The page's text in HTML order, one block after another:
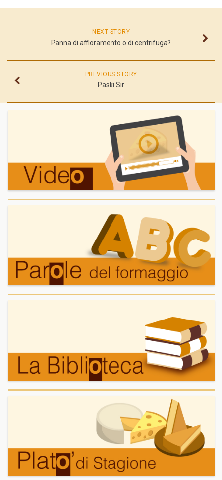
NEXT STORY
Panna di affioramento o di centrifuga?
PREVIOUS STORY
Paski Sir